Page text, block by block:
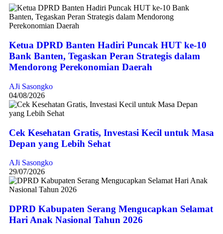
Ketua DPRD Banten Hadiri Puncak HUT ke-10
Bank Banten, Tegaskan Peran Strategis dalam
Mendorong Perekonomian Daerah
AJi Sasongko
04/08/2026
Cek Kesehatan Gratis, Investasi Kecil untuk Masa
Depan yang Lebih Sehat
AJi Sasongko
29/07/2026
DPRD Kabupaten Serang Mengucapkan Selamat
Hari Anak Nasional Tahun 2026